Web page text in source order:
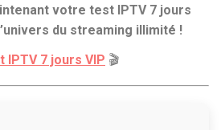
votre test IPTV 7 jours
du streaming illimité !
7 jours VIP 🎬